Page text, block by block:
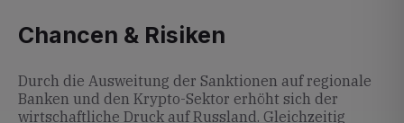
Chancen & Risiken
Durch die Ausweitung der Sanktionen auf regionale
Banken und den Krypto-Sektor erhöht sich der
wirtschaftliche Druck auf Russland. Gleichzeitig